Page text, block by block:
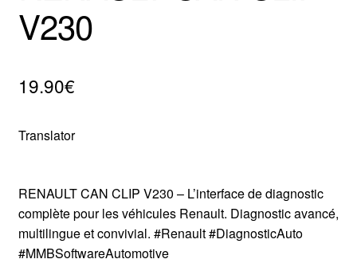
V230
19.90€
Translator
RENAULT CAN CLIP V230 – L’interface de diagnostic
complète pour les véhicules Renault. Diagnostic avancé,
multilingue et convivial. #Renault #DiagnosticAuto
#MMBSoftwareAutomotive